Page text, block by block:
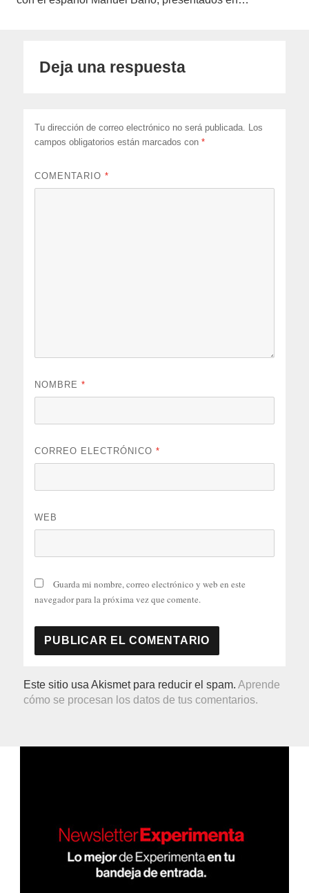
Deja una respuesta
Tu dirección de correo electrónico no será publicada.
Los
campos obligatorios están marcados con*
COMENTARIO*
NOMBRE*
CORREO ELECTRÓNICO*
WEB
Guarda mi nombre, correo electrónico y web en este
navegador para la próxima vez que comente.
Este sitio usa Akismet para reducir el spam.Aprende
cómo se procesan los datos de tus comentarios.